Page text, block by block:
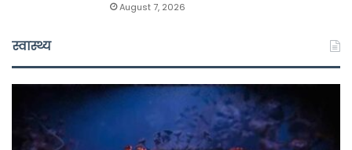
August 7, 2026
स्वास्थ्य